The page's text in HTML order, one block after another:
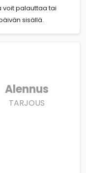
voit palauttaa tai
sisällä.
Alennus
TARJOUS